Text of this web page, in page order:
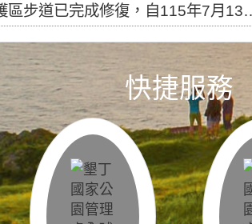
，自115年7月13日（星期一）起恢復開放入園，歡迎民眾依規定申請入園....
快捷服務